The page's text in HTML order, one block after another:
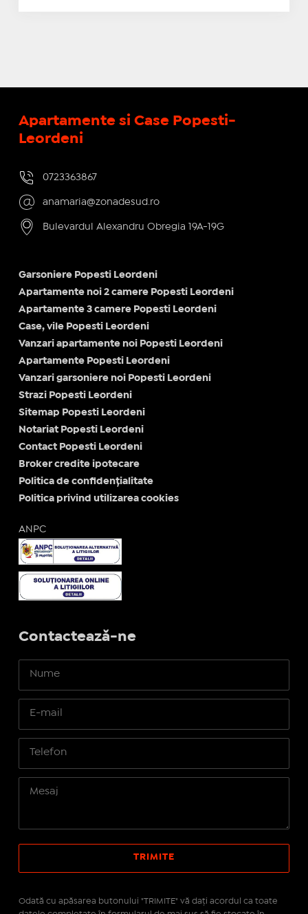
Apartamente si Case Popesti-
Leordeni
0723363867
anamaria@zonadesud.ro
Bulevardul Alexandru Obregia 19A-19G
Garsoniere Popesti Leordeni
Apartamente noi 2 camere Popesti Leordeni
Apartamente 3 camere Popesti Leordeni
Case, vile Popesti Leordeni
Vanzari apartamente noi Popesti Leordeni
Apartamente Popesti Leordeni
Vanzari garsoniere noi Popesti Leordeni
Strazi Popesti Leordeni
Sitemap Popesti Leordeni
Notariat Popesti Leordeni
Contact Popesti Leordeni
Broker credite ipotecare
Politica de confidențialitate
Politica privind utilizarea cookies
ANPC
Contactează-ne
Odată cu apăsarea butonului "TRIMITE" vă daţi acordul ca toate